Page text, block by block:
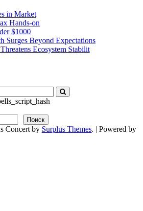
in Market
Hands-on
$1000
Surges Beyond Expectations
Ecosystem Stabilit
Поиск
Concert by Surplus Themes. | Powered by